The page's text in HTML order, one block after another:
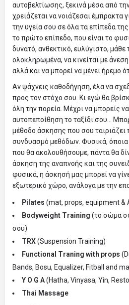
αυτοβελτίωσης, ξεκινά μέσα από
χρειάζεται να νοιάζεσαι έμπρακτα
την υγεία σου σε όλα τα επίπεδα
το πρώτο επίπεδο, που είναι το
δυνατό, ανθεκτικό, ευλύγιστο, μάθε
ολοκληρωμένα, να κινείται με
αλλά και να μπορεί να μένει ήρεμο
Αν ψάχνεις καθοδήγηση, έλα να
προς τον στόχο σου. Κι εγώ θα
όλη την πορεία. Μέχρι να μπορείς
αυτοπεποίθηση το ταξίδι σου...
μέθοδο άσκησης που σου ταιριάζει
συνδυασμό μεθόδων. Φυσικά, όποια
που θα ακολουθήσουμε, πάντα θα
άσκηση της αναπνοής και της
φυσικά, η άσκησή μας μπορεί να
εξωτερικό χώρο, ανάλογα με την
Pilates (mat, props, equipment &
Bodyweight Training (το σώμα
σου)
ΤRX(Suspension Training)
Functional Traning with props
Bands, Bosu, Equalizer, Fitball and
Y O G A(Hatha, Vinyasa, Yin,
Thai Massage